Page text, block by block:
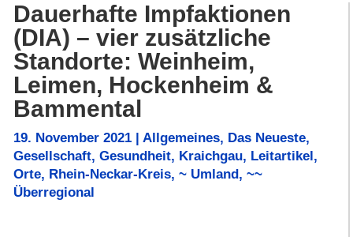
Dauerhafte Impfaktionen
(DIA) – vier zusätzliche
Standorte: Weinheim,
Leimen, Hockenheim &
Bammental
19. November 2021 | Allgemeines, Das Neueste,
Gesellschaft, Gesundheit, Kraichgau, Leitartikel,
Orte, Rhein-Neckar-Kreis, ~ Umland, ~~
Überregional